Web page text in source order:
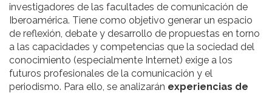
investigadores de las facultades de comunicación de
Iberoamérica. Tiene como objetivo generar un espacio
de reflexión, debate y desarrollo de propuestas en torno
a las capacidades y competencias que la sociedad del
conocimiento (especialmente Internet) exige a los
futuros profesionales de la comunicación y el
periodismo. Para ello, se analizarán experiencias de